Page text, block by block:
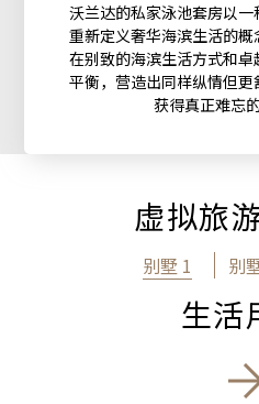
沃兰达的私家泳池套房以
重新定义奢华海滨生活的
在别致的海滨生活方式和
平衡，营造出同样纵情但
获得真正难忘
虚拟旅
别墅 1 别
生活